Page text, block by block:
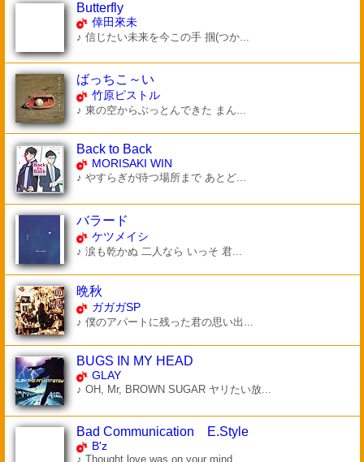
Butterfly
倖田來未
♪ 信じたい未来を今この手 掴(つか...
ばっちこ～い
竹原ピストル
♪ 東の空からぶっとんできた まん...
Back to Back
MORISAKI WIN
♪ やすらぎが待つ場所まで あとど...
バラード
ケツメイシ
♪ 涙も乾かぬ 二人なら いっそ 君...
晩秋
ガガガSP
♪ 僕のアパートに残った君の思い出...
BUGS IN MY HEAD
GLAY
♪ OH, Mr, BROWN SUGAR ヤリたい放...
Bad Communication E.Style
B'z
♪ Thought love was on your mind,...